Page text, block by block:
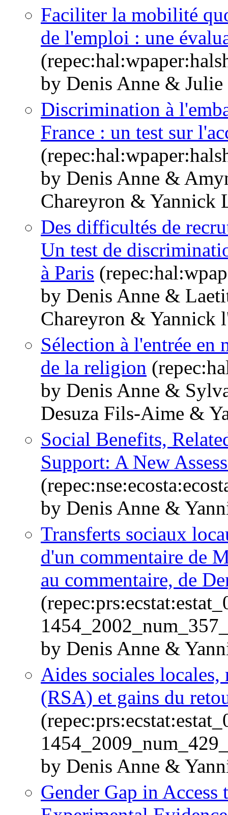
Faciliter la mobilité
de l'emploi : une
by Denis Anne &
Discrimination à
France : un test sur
by Denis Anne &
Chareyron & Yannick
Des difficultés de
Un test de
à Paris
by Denis Anne &
Chareyron & Yannick
Sélection à l'entrée en
de la religion
by Denis Anne &
Desuza Fils-Aime &
Social Benefits,
Support: A New
by Denis Anne &
Transferts sociaux
d'un commentaire de
au commentaire, de
by Denis Anne &
Aides sociales
(RSA) et gains du
by Denis Anne &
Gender Gap in